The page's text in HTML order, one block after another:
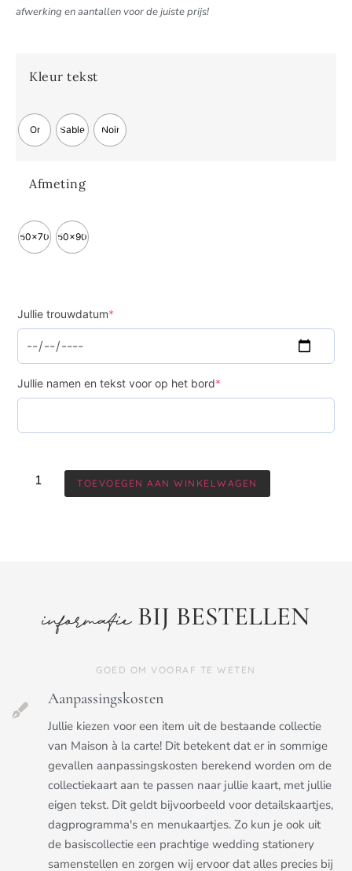
afwerking en aantallen voor de juiste prijs!
Kleur tekst
Or Sable Noir
Afmeting
50x70 50x90
Jullie trouwdatum*
Jullie namen en tekst voor op het bord*
TOEVOEGEN AAN WINKELWAGEN
informatieBIJ BESTELLEN
GOED OM VOORAF TE WETEN
Aanpassingskosten
Jullie kiezen voor een item uit de bestaande collectie
van Maison à la carte! Dit betekent dat er in sommige
gevallen aanpassingskosten berekend worden om de
collectiekaart aan te passen naar jullie kaart, met jullie
eigen tekst. Dit geldt bijvoorbeeld voor detailskaartjes,
dagprogramma's en menukaartjes. Zo kun je ook uit
de basiscollectie een prachtige wedding stationery
samenstellen en zorgen wij ervoor dat alles precies bij